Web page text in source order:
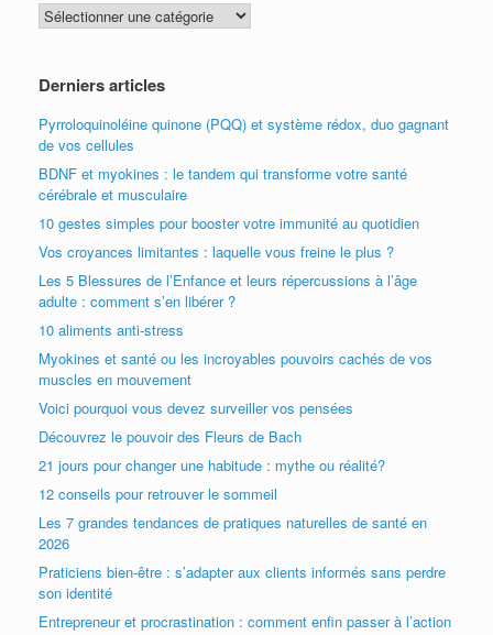
Catégories
articles
Derniers articles
Pyrroloquinoléine quinone (PQQ) et système rédox, duo gagnant
de vos cellules
BDNF et myokines : le tandem qui transforme votre santé
cérébrale et musculaire
10 gestes simples pour booster votre immunité au quotidien
Vos croyances limitantes : laquelle vous freine le plus ?
Les 5 Blessures de l’Enfance et leurs répercussions à l’âge
adulte : comment s’en libérer ?
10 aliments anti-stress
Myokines et santé ou les incroyables pouvoirs cachés de vos
muscles en mouvement
Voici pourquoi vous devez surveiller vos pensées
Découvrez le pouvoir des Fleurs de Bach
21 jours pour changer une habitude : mythe ou réalité?
12 conseils pour retrouver le sommeil
Les 7 grandes tendances de pratiques naturelles de santé en
2026
Praticiens bien-être : s’adapter aux clients informés sans perdre
son identité
Entrepreneur et procrastination : comment enfin passer à l’action